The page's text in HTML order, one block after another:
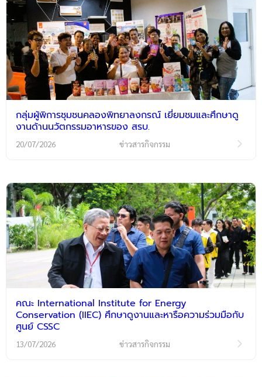
กลุ่มผู้พิการชุมชนคลองพิทยาลงกรณ์ เยี่ยมชมและศึกษาดู
งานด้านนวัตกรรมอาหารของ สรบ.
20/07/2026 ข่าวสารกิจกรรม
คณะ International Institute for Energy
Conservation (IIEC) ศึกษาดูงานและหารือความร่วมมือกับ
ศูนย์ CSSC
13/07/2026 ข่าวสารกิจกรรม